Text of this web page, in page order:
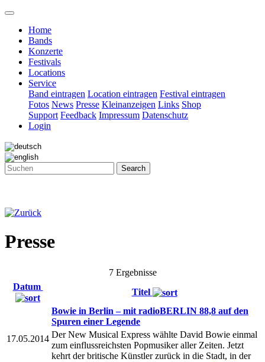
Home
Bands
Konzerte
Festivals
Locations
Service
Band eintragen Location eintragen Festival eintragen
Fotos News Presse Kleinanzeigen Links Shop
Support Feedback Impressum Datenschutz
Login
Search
Presse
7 Ergebnisse
Datum
Titel
17.05.2014
Bowie in Berlin – mit radioBERLIN 88,8 auf den
Spuren einer Legende
Der New Musical Express wählte David Bowie einmal
zum einflussreichsten Popmusiker aller Zeiten. Jetzt
kehrt der britische Künstler zurück in die Stadt, in der